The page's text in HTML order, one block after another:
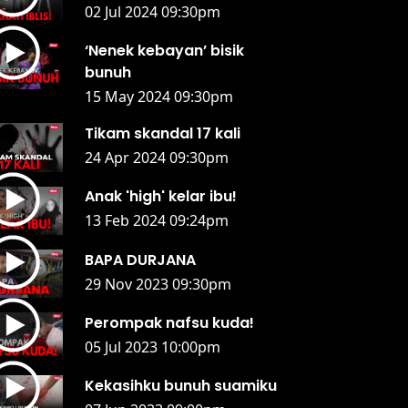
02 Jul 2024 09:30pm
‘Nenek kebayan’ bisik
bunuh
15 May 2024 09:30pm
Tikam skandal 17 kali
24 Apr 2024 09:30pm
Anak 'high' kelar ibu!
13 Feb 2024 09:24pm
BAPA DURJANA
29 Nov 2023 09:30pm
Perompak nafsu kuda!
05 Jul 2023 10:00pm
Kekasihku bunuh suamiku